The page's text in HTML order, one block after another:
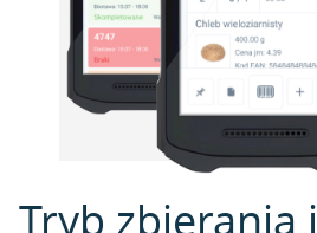
Tryb zbierania i